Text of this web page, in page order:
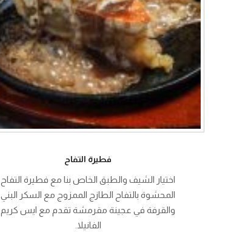
فطيرة التفاح
اختيار الشيف والطبق الخاص بنا مع فطيرة التفاح
المحشوة بالتفاح الطازج الممزوج مع السكر البني
والقرفة في عجينة مقرمشة تقدم مع ايس كريم
الفانيلا.